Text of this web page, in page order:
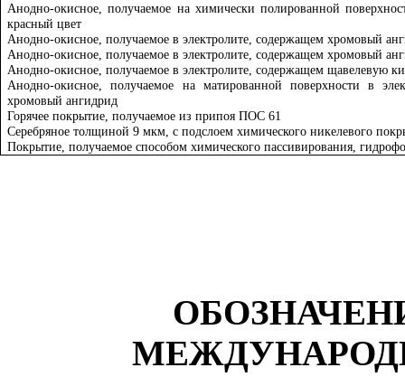
Анодно-окисное, получаемое на химически полированной
красный цвет
Анодно-окисное, получаемое в электролите, содержащем хромовый
Анодно-окисное, получаемое в электролите, содержащем хромовый
Анодно-окисное, получаемое в электролите, содержащем щавелевую
Анодно-окисное, получаемое на матированной поверхности в
хромовый ангидрид
Горячее покрытие, получаемое из припоя ПОС 61
Серебряное толщиной 9 мкм, с подслоем химического никелевого
Покрытие, получаемое способом химического пассивирования,